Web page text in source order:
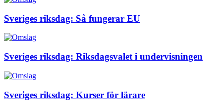
Sveriges riksdag: Så fungerar EU
Sveriges riksdag: Riksdagsvalet i undervisningen
Sveriges riksdag: Kurser för lärare